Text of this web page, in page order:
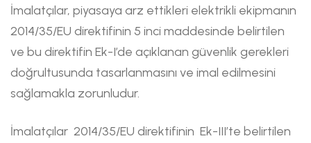
İmalatçılar, piyasaya arz ettikleri elektrikli ekipmanın
2014/35/EU direktifinin 5 inci maddesinde belirtilen
ve bu direktifin Ek-I’de açıklanan güvenlik gerekleri
doğrultusunda tasarlanmasını ve imal edilmesini
sağlamakla zorunludur.
İmalatçılar 2014/35/EU direktifinin Ek-III’te belirtilen